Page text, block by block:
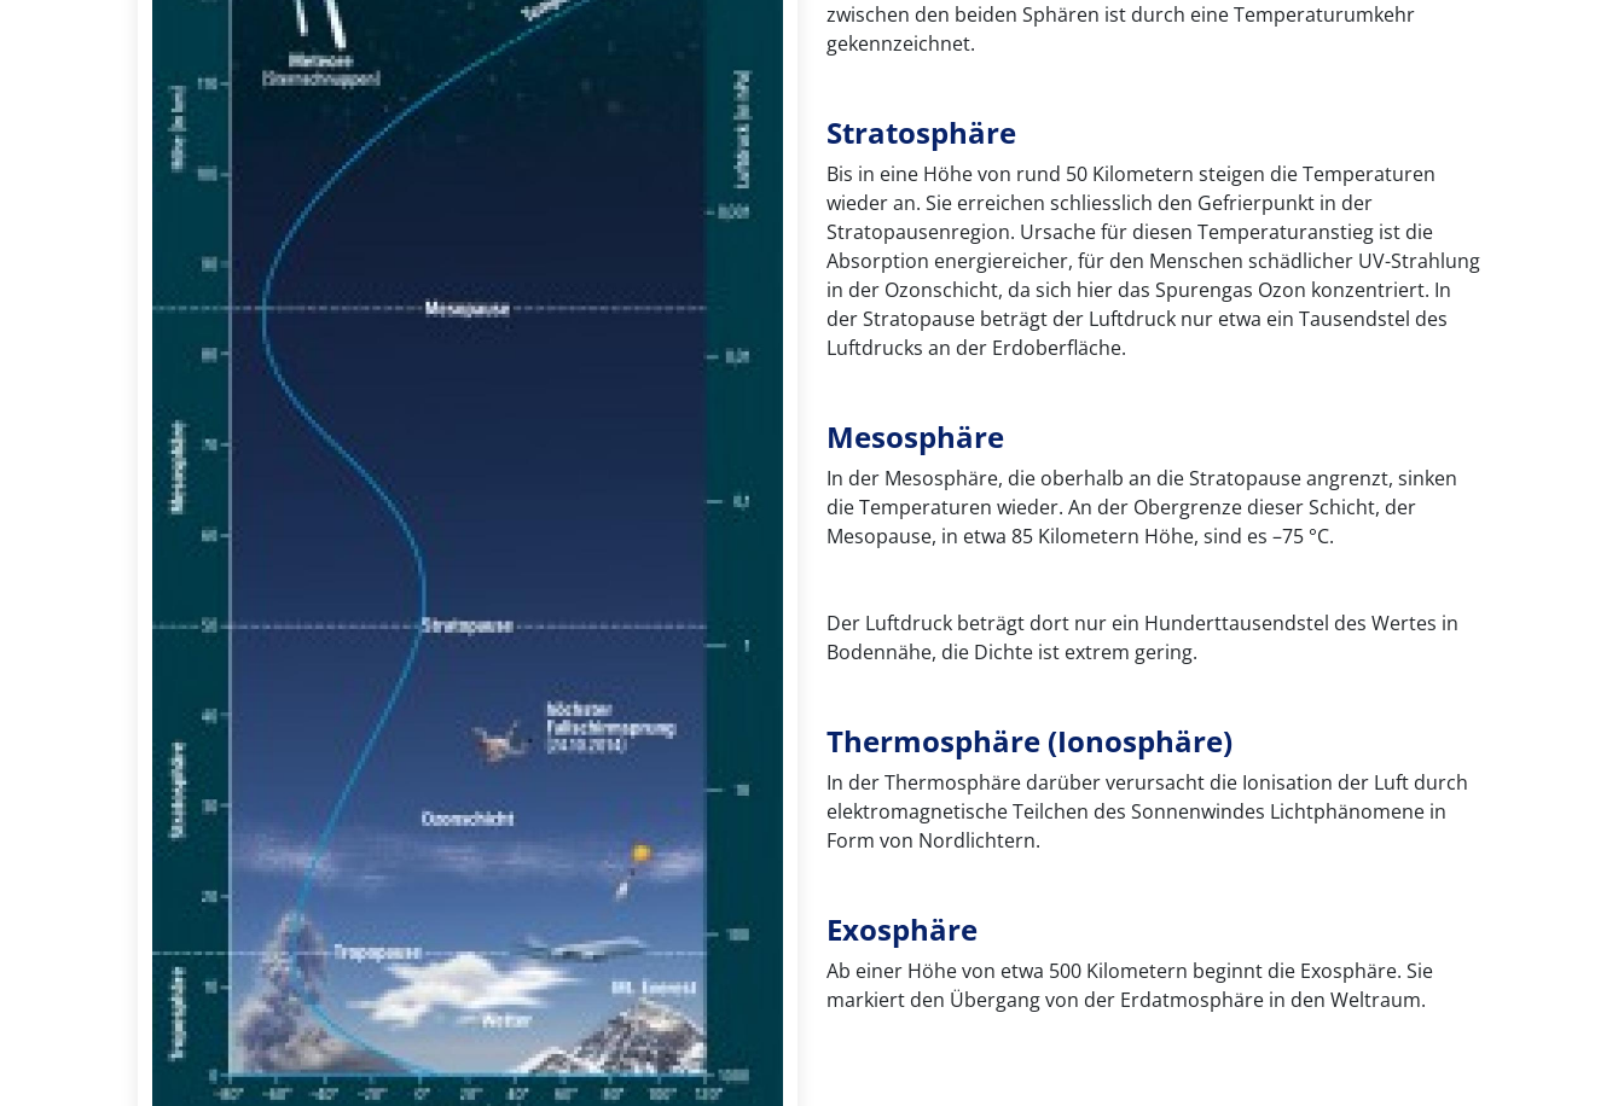
zwischen den beiden Sphären ist durch eine Temperaturumkehr
gekennzeichnet.
Stratosphäre
Bis in eine Höhe von rund 50 Kilometern steigen die Temperaturen
wieder an. Sie erreichen schliesslich den Gefrierpunkt in der
Stratopausenregion. Ursache für diesen Temperaturanstieg ist die
Absorption energiereicher, für den Menschen schädlicher UV-Strahlung
in der Ozonschicht, da sich hier das Spurengas Ozon konzentriert. In
der Stratopause beträgt der Luftdruck nur etwa ein Tausendstel des
Luftdrucks an der Erdoberfläche.
Mesosphäre
In der Mesosphäre, die oberhalb an die Stratopause angrenzt, sinken
die Temperaturen wieder. An der Obergrenze dieser Schicht, der
Mesopause, in etwa 85 Kilometern Höhe, sind es –75 °C.
Der Luftdruck beträgt dort nur ein Hunderttausendstel des Wertes in
Bodennähe, die Dichte ist extrem gering.
Thermosphäre (Ionosphäre)
In der Thermosphäre darüber verursacht die Ionisation der Luft durch
elektromagnetische Teilchen des Sonnenwindes Lichtphänomene in
Form von Nordlichtern.
Exosphäre
Ab einer Höhe von etwa 500 Kilometern beginnt die Exosphäre. Sie
markiert den Übergang von der Erdatmosphäre in den Weltraum.